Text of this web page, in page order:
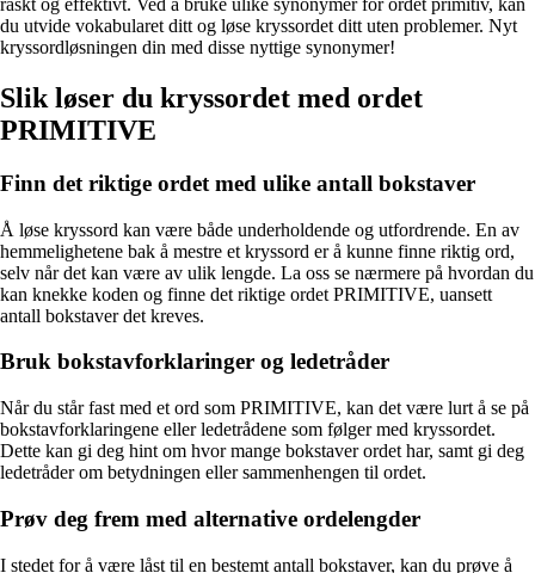
raskt og effektivt. Ved å bruke ulike synonymer for ordet primitiv, kan
du utvide vokabularet ditt og løse kryssordet ditt uten problemer. Nyt
kryssordløsningen din med disse nyttige synonymer!
Slik løser du kryssordet med ordet
PRIMITIVE
Finn det riktige ordet med ulike antall bokstaver
Å løse kryssord kan være både underholdende og utfordrende. En av
hemmelighetene bak å mestre et kryssord er å kunne finne riktig ord,
selv når det kan være av ulik lengde. La oss se nærmere på hvordan du
kan knekke koden og finne det riktige ordet PRIMITIVE, uansett
antall bokstaver det kreves.
Bruk bokstavforklaringer og ledetråder
Når du står fast med et ord som PRIMITIVE, kan det være lurt å se på
bokstavforklaringene eller ledetrådene som følger med kryssordet.
Dette kan gi deg hint om hvor mange bokstaver ordet har, samt gi deg
ledetråder om betydningen eller sammenhengen til ordet.
Prøv deg frem med alternative ordelengder
I stedet for å være låst til en bestemt antall bokstaver, kan du prøve å